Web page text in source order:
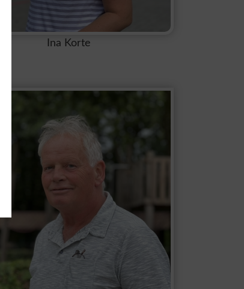
Ina Korte